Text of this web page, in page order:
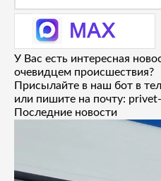
У Вас есть интересная
очевидцем происшествия?
Присылайте в наш бот в
или пишите на почту:
Последние новости